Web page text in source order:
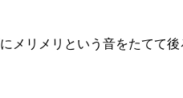
リメリという音をたてて